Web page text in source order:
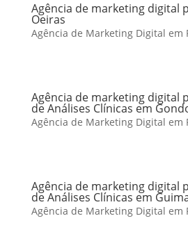
Agência de marketing digital
Oeiras
Agência de Marketing Digital em
Agência de marketing digital
de Análises Clínicas em
Agência de Marketing Digital em
Agência de marketing digital
de Análises Clínicas em
Agência de Marketing Digital em